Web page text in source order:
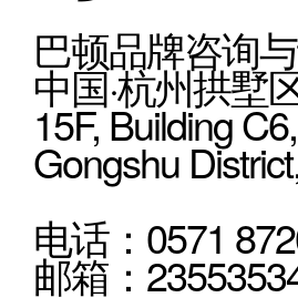
巴顿品牌咨询
中国·杭州拱墅
15F, Building
Gongshu
电话：0571
邮箱：